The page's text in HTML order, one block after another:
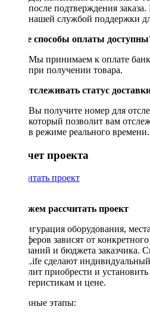
после подтверждения
нашей службой поддержки
Какие способы оплаты
Мы принимаем к оплате
при получении товара.
Как отслеживать статус
Вы получите номер для
который позволит вам
в режиме реального времени.
Рассчет проекта
Рассчитать проект
Поможем рассчитать проект
Конфигурация оборудования,
сабвуферов зависят от
пожеланий и бюджета заказчика.
DriveLife сделают
позволит приобрести и
характеристикам и цене.
Основные этапы: